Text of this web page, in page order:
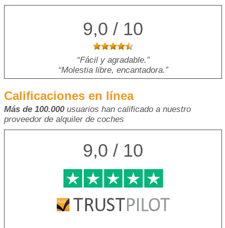
9,0 / 10
Fácil y agradable.
Molestia libre, encantadora.
Calificaciones en línea
Más de 100.000usuarios han calificado a nuestro
proveedor de alquiler de coches
9,0 / 10